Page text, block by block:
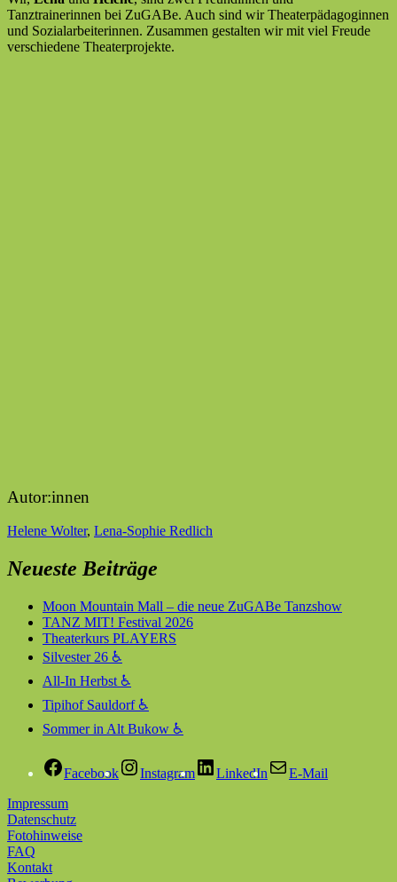
Tanztrainerinnen bei ZuGABe. Auch sind wir Theaterpädagoginnen
und Sozialarbeiterinnen. Zusammen gestalten wir mit viel Freude
verschiedene Theaterprojekte.
Autor:innen
Helene Wolter, Lena-Sophie Redlich
Neueste Beiträge
Moon Mountain Mall – die neue ZuGABe Tanzshow
TANZ MIT! Festival 2026
Theaterkurs PLAYERS
Silvester 26 ♿
All-In Herbst ♿
Tipihof Sauldorf ♿
Sommer in Alt Bukow ♿
Facebook Instagram LinkedIn
E-Mail
Impressum
Datenschutz
Fotohinweise
FAQ
Kontakt